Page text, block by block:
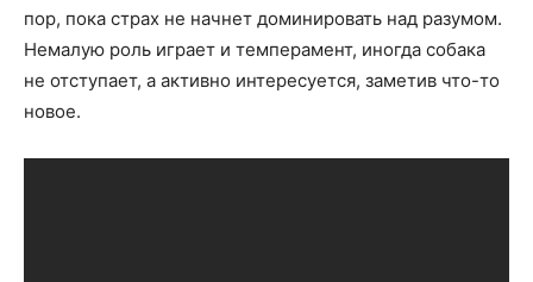
пор, пока страх не начнет доминировать над разумом.
Немалую роль играет и темперамент, иногда собака
не отступает, а активно интересуется, заметив что-то
новое.